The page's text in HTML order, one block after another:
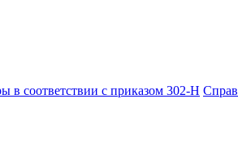
в соответствии с приказом 302-Н